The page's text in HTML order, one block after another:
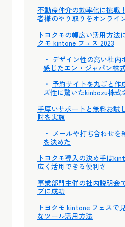
不動産仲介の効率化に挑戦
者様のやり取りをオンライ
トヨクモの幅広い活用方法
クモ kintone フェス 2023
デザイン性の高い社内
感じたエン・ジャパン株
予約サイトを丸ごと作
ズ性に驚いたkinbozu株式
手厚いサポートと無料お試
討を実施
メールや打ち合わせを
を決めた
トヨクモ導入の決め手は
広く活用できる便利さ
事業部門主催の社内説明会
プに成功
トヨクモ kintone フェスで
なツール活用方法